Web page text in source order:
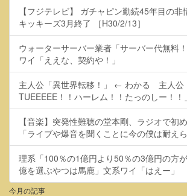
【フジテレビ】 ガチャピン勤続45年目の
キッキーズ3月終了 ［H30/2/13］
ウォーターサーバー業者「サーバー代無料
ワイ「ええな、契約や！」
主人公「異世界転移！」 ← わかる 主人公
TUEEEEE！！ハーレム！！たっのしー！
【音楽】突発性難聴の堂本剛、ラジオで初
「ライブや爆音を聞くことに今の僕は耐えら
理系「100％の1億円より50％の3億円の方
億を選ぶやつは馬鹿」文系ワイ「はえー」
今月の記事